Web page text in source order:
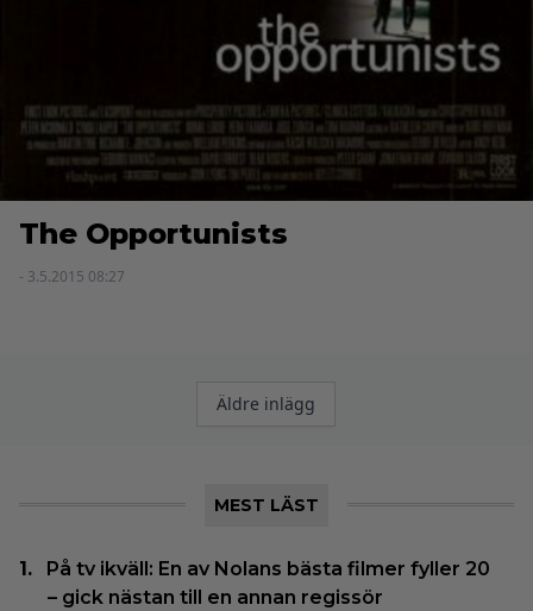
The Opportunists
- 3.5.2015 08:27
Inläggsnavigering
Äldre inlägg
MEST LÄST
På tv ikväll: En av Nolans bästa filmer fyller 20
– gick nästan till en annan regissör